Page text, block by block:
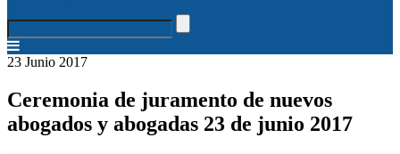
23 Junio 2017
Ceremonia de juramento de nuevos
abogados y abogadas 23 de junio 2017